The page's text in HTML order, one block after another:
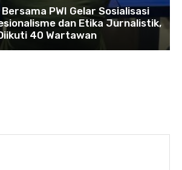
PWI Gelar Sosialisasi
dan Etika Jurnalistik,
40 Wartawan